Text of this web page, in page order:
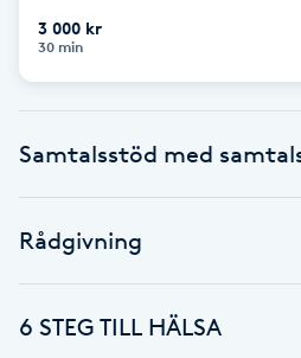
Diamantslipning
E
Extensions
3 000 kr
30 min
Samtalsstöd med
Rådgivning
6 STEG TILL HÄLSA